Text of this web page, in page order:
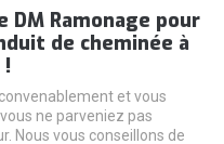
DM Ramonage pour
de cheminée à
et vous
ne parveniez pas
Nous vous conseillons de